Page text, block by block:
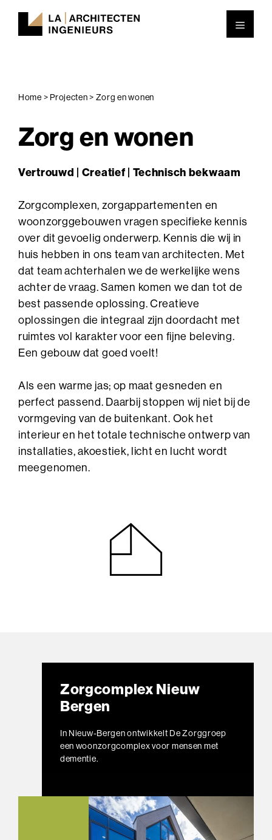
Home > Projecten> Zorg en wonen
Zorg en wonen
Vertrouwd | Creatief | Technisch bekwaam
Zorgcomplexen, zorgappartementen en
woonzorggebouwen vragen specifieke kennis
over dit gevoelig onderwerp. Kennis die wij in
huis hebben in ons team van architecten. Met
dat team achterhalen we de werkelijke wens
achter de vraag. Samen komen we dan tot de
best passende oplossing. Creatieve
oplossingen die integraal zijn doordacht met
ruimtes vol karakter voor een fijne beleving.
Een gebouw dat goed voelt!
Als een warme jas; op maat gesneden en
perfect passend. Daarbij stoppen wij niet bij de
vormgeving van de buitenkant. Ook het
interieur en het totale technische ontwerp van
installaties, akoestiek, licht en lucht wordt
meegenomen.
Zorgcomplex Nieuw
Bergen
In Nieuw-Bergen ontwikkelt De Zorggroep
een woonzorgcomplex voor mensen met
dementie.